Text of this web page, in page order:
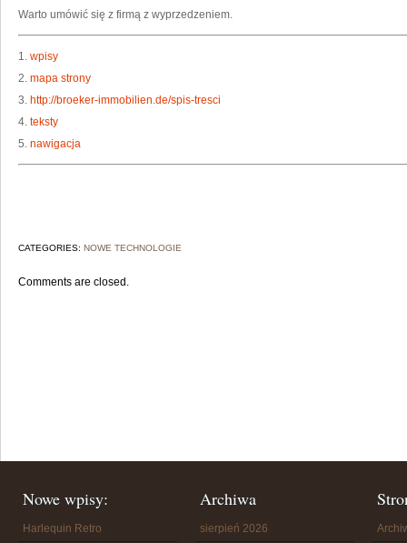
Warto umówić się z firmą z wyprzedzeniem.
1. wpisy
2. mapa strony
3. http://broeker-immobilien.de/spis-tresci
4. teksty
5. nawigacja
CATEGORIES: NOWE TECHNOLOGIE
Comments are closed.
Nowe wpisy:
Harlequin Retro
Archiwa
sierpień 2026